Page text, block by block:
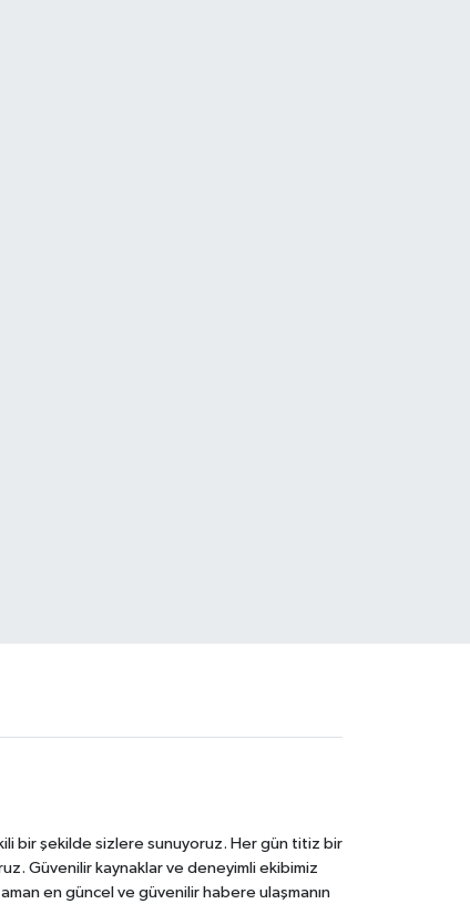
bir şekilde sizlere sunuyoruz. Her gün titiz bir
Güvenilir kaynaklar ve deneyimli ekibimiz
en güncel ve güvenilir habere ulaşmanın